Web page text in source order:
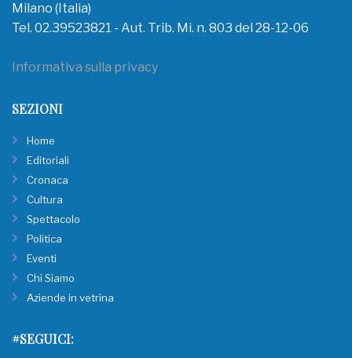
Milano (Italia)
Tel. 02.39523821 - Aut. Trib. Mi. n. 803 del 28-12-06
Informativa sulla privacy
SEZIONI
Home
Editoriali
Cronaca
Cultura
Spettacolo
Politica
Eventi
Chi Siamo
Aziende in vetrina
#SEGUICI: